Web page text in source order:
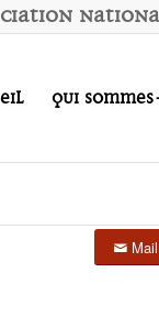
N
Qui
Mail